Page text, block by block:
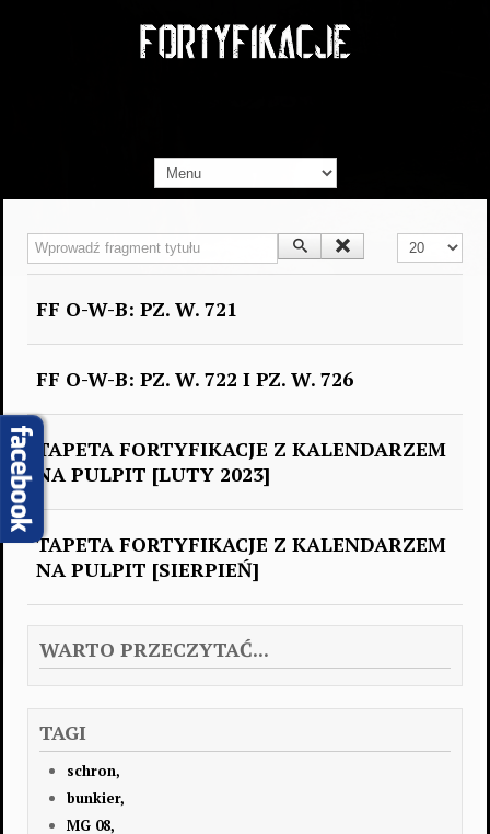
Wprowadź fragment tytułu Pokaż #
FF O-W-B: PZ. W. 721
FF O-W-B: PZ. W. 722 I PZ. W. 726
TAPETA FORTYFIKACJE Z KALENDARZEM
NA PULPIT [LUTY 2023]
TAPETA FORTYFIKACJE Z KALENDARZEM
NA PULPIT [SIERPIEŃ]
WARTO PRZECZYTAĆ...
TAGI
schron,
bunkier,
MG 08,